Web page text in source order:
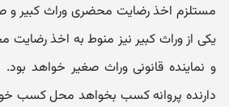
مستلزم اخذ رضایت محضری وراث کبیر و
یکی از وراث کبیر نیز منوط به اخذ رضایت
دارنده پروانه کسب بخواهد محل کسب خود